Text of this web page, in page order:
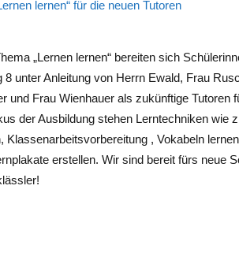
„Lernen lernen“ bereiten sich
unter Anleitung von Herrn Ewald, Frau
und Frau Wienhauer als zukünftige Tutoren
der Ausbildung stehen Lerntechniken wie
Klassenarbeitsvorbereitung , Vokabeln
erstellen. Wir sind bereit fürs neue